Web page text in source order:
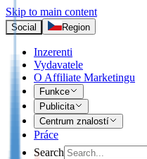
Skip to main content
Social Region
Inzerenti
Vydavatele
O Affiliate Marketingu
Funkce
Publicita
Centrum znalostí
Práce
Search